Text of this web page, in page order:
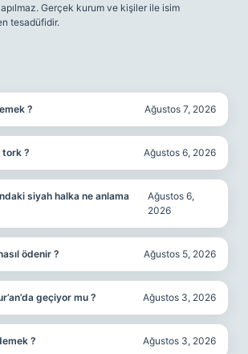
Gerçek kurum ve kişiler ile isim
tesadüfidir.
? Ağustos 7, 2026
tork ? Ağustos 6, 2026
siyah halka ne anlama
Ağustos 6,
2026
ödenir ? Ağustos 5, 2026
geçiyor mu ? Ağustos 3, 2026
? Ağustos 3, 2026